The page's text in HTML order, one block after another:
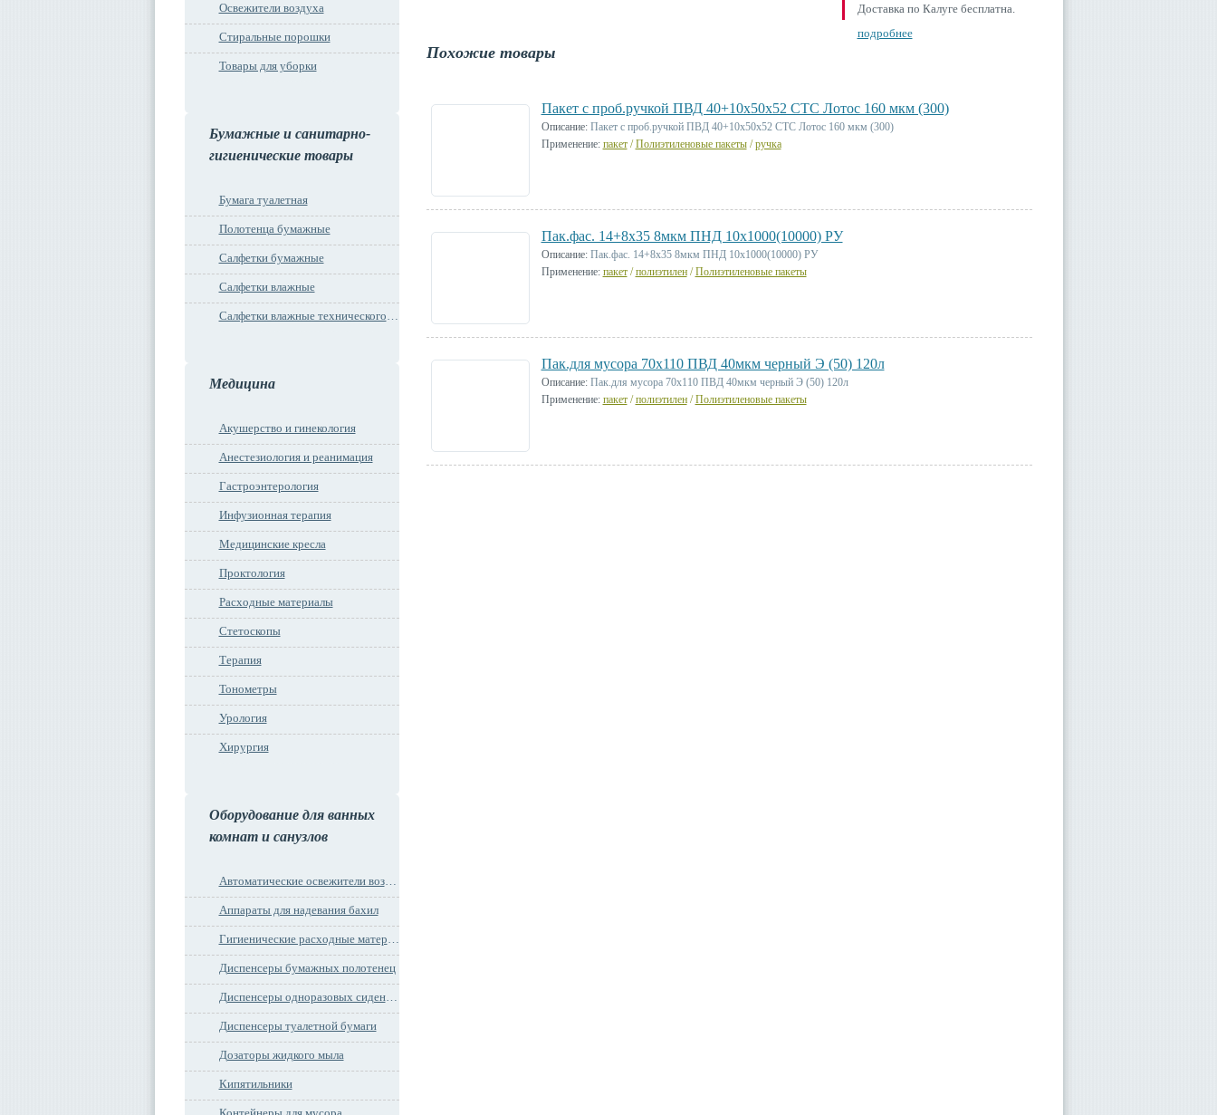
Освежители воздуха
Стиральные порошки
Товары для уборки
Бумажные и санитарно-
гигиенические товары
Бумага туалетная
Полотенца бумажные
Салфетки бумажные
Салфетки влажные
Салфетки влажные технического назначения
Медицина
Акушерство и гинекология
Анестезиология и реанимация
Гастроэнтерология
Инфузионная терапия
Медицинские кресла
Проктология
Расходные материалы
Стетоскопы
Терапия
Тонометры
Урология
Хирургия
Оборудование для ванных
комнат и санузлов
Автоматические освежители воздуха
Аппараты для надевания бахил
Гигиенические расходные материалы
Диспенсеры бумажных полотенец
Диспенсеры одноразовых сидений на унитаз
Диспенсеры туалетной бумаги
Дозаторы жидкого мыла
Кипятильники
Доставка по Калуге бесплатна.
подробнее
Похожие товары
Пакет с проб.ручкой ПВД 40+10х50х52 СТС Лотос 160 мкм (300)
Описание:Пакет с проб.ручкой ПВД 40+10х50х52 СТС Лотос 160 мкм (300)
Применение: пакет/Полиэтиленовые пакеты/ручка
Пак.фас. 14+8х35 8мкм ПНД 10х1000(10000) РУ
Описание:Пак.фас. 14+8х35 8мкм ПНД 10х1000(10000) РУ
Применение: пакет/полиэтилен/Полиэтиленовые пакеты
Пак.для мусора 70х110 ПВД 40мкм черный Э (50) 120л
Описание:Пак.для мусора 70х110 ПВД 40мкм черный Э (50) 120л
Применение: пакет/полиэтилен/Полиэтиленовые пакеты